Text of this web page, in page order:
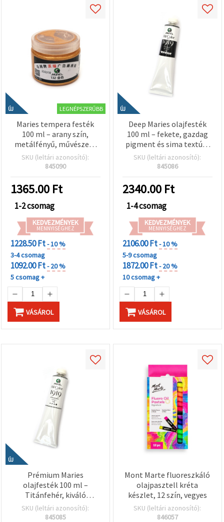
ÚJ LEGNÉPSZERŰBB
Maries tempera festék
100 ml – arany szín,
metálfényű, művészeti,
dekorációs és kreatív DIY
hobbi projektekhez
SKU (leltári azonosító):
845090
1365.00 Ft
1-2 csomag
KEDVEZMÉNYEK
MENNYISÉGHEZ
1228.50 Ft- 10 %
3-4 csomag
1092.00 Ft- 20 %
5 csomag +
VÁSÁROL
ÚJ
Deep Maries olajfesték
100 ml – fekete, gazdag
pigment és sima textúra
művészeknek,
árnyékokhoz és
projektekhez
SKU (leltári azonosító):
845086
2340.00 Ft
1-4 csomag
KEDVEZMÉNYEK
MENNYISÉGHEZ
2106.00 Ft- 10 %
5-9 csomag
1872.00 Ft- 20 %
10 csomag +
VÁSÁROL
ÚJ
Prémium Maries
olajfesték 100 ml –
Titánfehér, kiváló
fedőképesség és sima
textúra művészeknek,
SKU (leltári azonosító):
845085
Mont Marte fluoreszkáló
olajpasztell kréta
készlet, 12 szín, vegyes
SKU (leltári azonosító):
846057